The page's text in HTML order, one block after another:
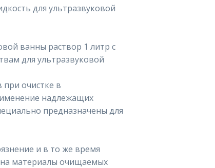
для ультразвуковой
ванны раствор 1 литр с
для ультразвуковой
очистке в
надлежащих
предназначены для
и в то же время
материалы очищаемых